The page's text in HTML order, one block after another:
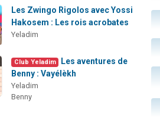
Les Zwingo Rigolos avec Yossi
Hakosem : Les rois acrobates
Yeladim
Club Yeladim
Les aventures de
Benny : Vayélèkh
Yeladim
Benny